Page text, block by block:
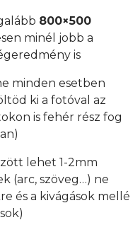
800×500
minél jobb a
is
minden esetben
ki a fotóval az
is fehér rész fog
lehet 1-2mm
(arc, szöveg…) ne
és a kivágások mellé